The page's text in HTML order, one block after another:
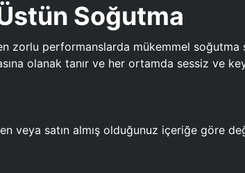
Soğutma
zorlu performanslarda mükemmel soğutma
olanak tanır ve her ortamda sessiz ve
veya satın almış olduğunuz içeriğe göre